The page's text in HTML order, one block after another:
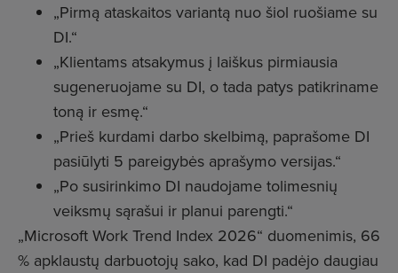
„Pirmą ataskaitos variantą nuo šiol ruošiame su
DI.“
„Klientams atsakymus į laiškus pirmiausia
sugeneruojame su DI, o tada patys patikriname
toną ir esmę.“
„Prieš kurdami darbo skelbimą, paprašome DI
pasiūlyti 5 pareigybės aprašymo versijas.“
„Po susirinkimo DI naudojame tolimesnių
veiksmų sąrašui ir planui parengti.“
„Microsoft Work Trend Index 2026“ duomenimis, 66
% apklaustų darbuotojų sako, kad DI padėjo daugiau